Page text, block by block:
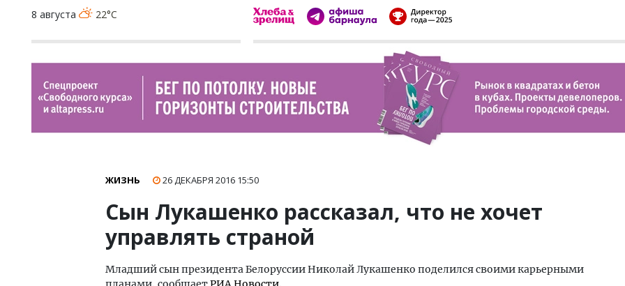
8 августа
22°C
ЖИЗНЬ 26 ДЕКАБРЯ 2016 15:50
Сын Лукашенко рассказал, что не хочет
управлять страной
Младший сын президента Белоруссии Николай Лукашенко поделился своими карьерными